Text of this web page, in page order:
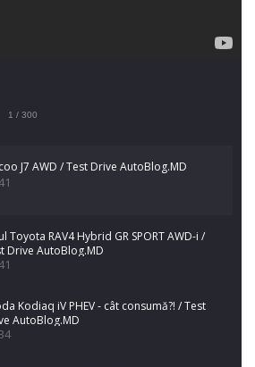
1 / 300
J7 AWD / Test Drive AutoBlog.MD
Toyota RAV4 Hybrid GR SPORT AWD-i /
Drive AutoBlog.MD
Kodiaq iV PHEV - cât consumă?! / Test
AutoBlog.MD